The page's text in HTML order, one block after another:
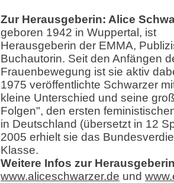
Zur Herausgeberin: Alice
geboren 1942 in Wuppertal, ist
Herausgeberin der EMMA,
Buchautorin. Seit den Anfängen
Frauenbewegung ist sie aktiv
1975 veröffentlichte Schwarzer
kleine Unterschied und seine
Folgen", den ersten
in Deutschland (übersetzt in 12
2005 erhielt sie das
Klasse.
Weitere Infos zur
www.aliceschwarzer.de und